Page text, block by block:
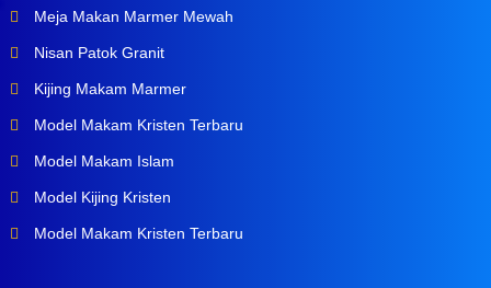
Meja Makan Marmer Mewah
Nisan Patok Granit
Kijing Makam Marmer
Model Makam Kristen Terbaru
Model Makam Islam
Model Kijing Kristen
Model Makam Kristen Terbaru